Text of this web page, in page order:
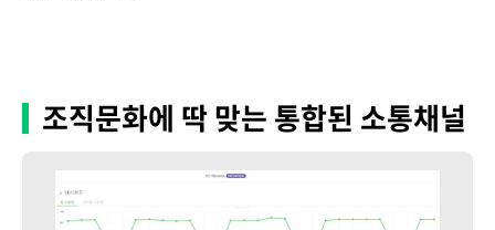
조직문화에 딱 맞는 통합된 소통채널